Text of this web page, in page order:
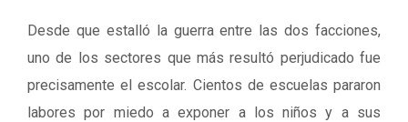
Desde que estalló la guerra entre las dos facciones,
uno de los sectores que más resultó perjudicado fue
precisamente el escolar. Cientos de escuelas pararon
labores por miedo a exponer a los niños y a sus